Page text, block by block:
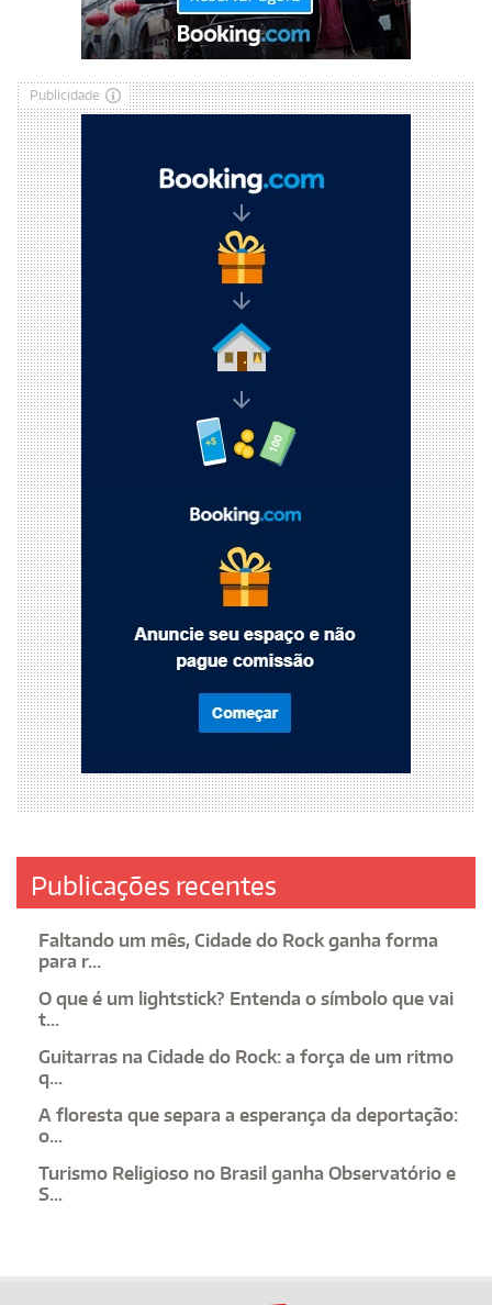
Publicidade
Publicações recentes
Faltando um mês, Cidade do Rock ganha forma
para r...
O que é um lightstick? Entenda o símbolo que vai
t...
Guitarras na Cidade do Rock: a força de um ritmo
q...
A floresta que separa a esperança da deportação:
o...
Turismo Religioso no Brasil ganha Observatório e
S...